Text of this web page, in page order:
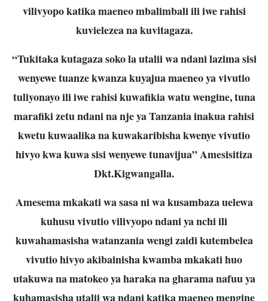
vilivyopo katika maeneo mbalimbali ili iwe rahisi
kuvielezea na kuvitagaza.
“Tukitaka kutagaza soko la utalii wa ndani lazima sisi
wenyewe tuanze kwanza kuyajua maeneo ya vivutio
tuliyonayo ili iwe rahisi kuwafikia watu wengine, tuna
marafiki zetu ndani na nje ya Tanzania inakua rahisi
kwetu kuwaalika na kuwakaribisha kwenye vivutio
hivyo kwa kuwa sisi wenyewe tunavijua” Amesisitiza
Dkt.Kigwangalla.
Amesema mkakati wa sasa ni wa kusambaza uelewa
kuhusu vivutio vilivyopo ndani ya nchi ili
kuwahamasisha watanzania wengi zaidi kutembelea
vivutio hivyo akibainisha kwamba mkakati huo
utakuwa na matokeo ya haraka na gharama nafuu ya
kuhamasisha utalii wa ndani katika maeneo mengine